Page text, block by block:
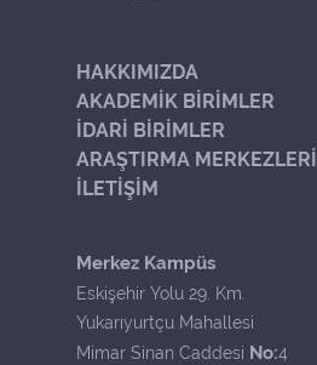
HAKKIMIZDA
AKADEMİK BİRİMLER
İDARİ BİRİMLER
ARAŞTIRMA MERKEZLERİ
İLETİŞİM
Merkez Kampüs
Eskişehir Yolu 29. Km.
Yukarıyurtçu Mahallesi
Mimar Sinan Caddesi No:4